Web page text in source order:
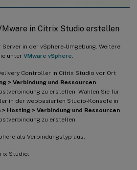
in Citrix Studio erstellen
in der vSphere-Umgebung. Weitere
unter VMware vSphere.
Controller in Citrix Studio vor Ort
> Verbindung und Ressourcen
zu erstellen. Wählen Sie für
in der webbasierten Studio-Konsole in
Hosting > Verbindung und Ressourcen
zu erstellen.
als Verbindungstyp aus.
Studio: